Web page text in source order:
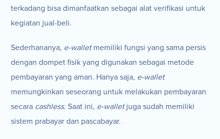
terkadang bisa dimanfaatkan sebagai alat verifikasi untuk
kegiatan jual-beli.
Sederhananya, e-wallet memiliki fungsi yang sama persis
dengan dompet fisik yang digunakan sebagai metode
pembayaran yang aman. Hanya saja, e-wallet
memungkinkan seseorang untuk melakukan pembayaran
secara cashless. Saat ini, e-wallet juga sudah memiliki
sistem prabayar dan pascabayar.